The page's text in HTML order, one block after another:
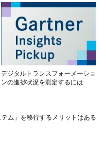
デジタルトランスフォーメーショ
ンの進捗状況を測定するには
ム」を移行するメリットはある